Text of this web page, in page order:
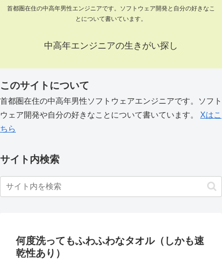
首都圏在住の中高年男性エンジニアです。ソフトウェア開発と自分の好きなこ
とについて書いています。
中高年エンジニアの生きがい探し
このサイトについて
首都圏在住の中高年男性ソフトウェアエンジニアです。ソフト
ウェア開発や自分の好きなことについて書いています。 Xはこ
ちら
サイト内検索
何度洗ってもふわふわなタオル（しかも速
乾性あり）